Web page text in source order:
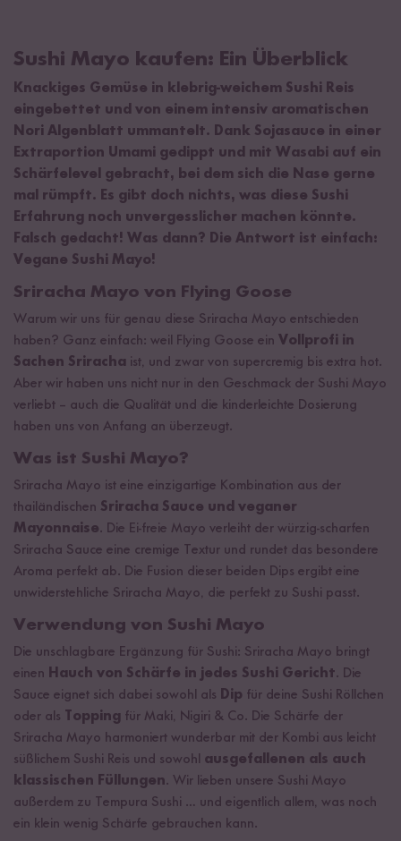
Sushi Mayo kaufen: Ein Überblick
Knackiges Gemüse in klebrig-weichem Sushi Reis
eingebettet und von einem intensiv aromatischen
Nori Algenblatt ummantelt. Dank Sojasauce in einer
Extraportion Umami gedippt und mit Wasabi auf ein
Schärfelevel gebracht, bei dem sich die Nase gerne
mal rümpft. Es gibt doch nichts, was diese Sushi
Erfahrung noch unvergesslicher machen könnte.
Falsch gedacht! Was dann? Die Antwort ist einfach:
Vegane Sushi Mayo!
Sriracha Mayo von Flying Goose
Warum wir uns für genau diese Sriracha Mayo entschieden
haben? Ganz einfach: weil Flying Goose ein Vollprofi in
Sachen Sriracha ist, und zwar von supercremig bis extra hot.
Aber wir haben uns nicht nur in den Geschmack der Sushi Mayo
verliebt – auch die Qualität und die kinderleichte Dosierung
haben uns von Anfang an überzeugt.
Was ist Sushi Mayo?
Sriracha Mayo ist eine einzigartige Kombination aus der
thailändischen Sriracha Sauce und veganer
Mayonnaise. Die Ei-freie Mayo verleiht der würzig-scharfen
Sriracha Sauce eine cremige Textur und rundet das besondere
Aroma perfekt ab. Die Fusion dieser beiden Dips ergibt eine
unwiderstehliche Sriracha Mayo, die perfekt zu Sushi passt.
Verwendung von Sushi Mayo
Die unschlagbare Ergänzung für Sushi: Sriracha Mayo bringt
einen Hauch von Schärfe in jedes Sushi Gericht. Die
Sauce eignet sich dabei sowohl als Dip für deine Sushi Röllchen
oder als Topping für Maki, Nigiri & Co. Die Schärfe der
Sriracha Mayo harmoniert wunderbar mit der Kombi aus leicht
süßlichem Sushi Reis und sowohl ausgefallenen als auch
klassischen Füllungen. Wir lieben unsere Sushi Mayo
außerdem zu Tempura Sushi … und eigentlich allem, was noch
ein klein wenig Schärfe gebrauchen kann.